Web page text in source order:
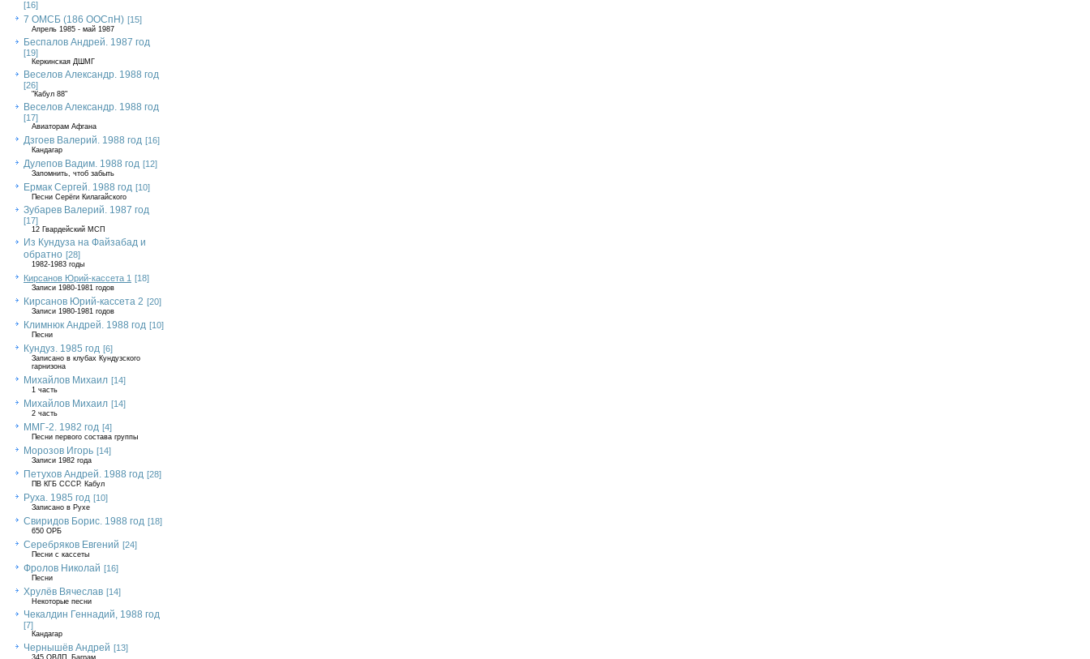
[16]
7 ОМСБ (186 ООСпН) [15]
Апрель 1985 - май 1987
Беспалов Андрей. 1987 год
[19]
Керкинская ДШМГ
Веселов Александр. 1988 год
[26]
"Кабул 88"
Веселов Александр. 1988 год
[17]
Авиаторам Афгана
Дзгоев Валерий. 1988 год [16]
Кандагар
Дулепов Вадим. 1988 год [12]
Запомнить, чтоб забыть
Ермак Сергей. 1988 год [10]
Песни Серёги Килагайского
Зубарев Валерий. 1987 год
[17]
12 Гвардейский МСП
Из Кундуза на Файзабад и
обратно [28]
1982-1983 годы
Кирсанов Юрий-кассета 1 [18]
Записи 1980-1981 годов
Кирсанов Юрий-кассета 2 [20]
Записи 1980-1981 годов
Климнюк Андрей. 1988 год [10]
Песни
Кундуз. 1985 год [6]
Записано в клубах Кундузского
гарнизона
Михайлов Михаил [14]
1 часть
Михайлов Михаил [14]
2 часть
ММГ-2. 1982 год [4]
Песни первого состава группы
Морозов Игорь [14]
Записи 1982 года
Петухов Андрей. 1988 год [28]
ПВ КГБ СССР. Кабул
Руха. 1985 год [10]
Записано в Рухе
Свиридов Борис. 1988 год [18]
650 ОРБ
Серебряков Евгений [24]
Песни с кассеты
Фролов Николай [16]
Песни
Хрулёв Вячеслав [14]
Некоторые песни
Чекалдин Геннадий, 1988 год
[7]
Кандагар
Чернышёв Андрей [13]
345 ОВДП, Баграм